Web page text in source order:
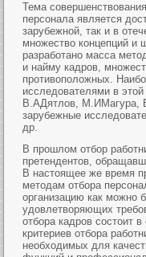
Тема
персонала является
зарубежной, так и в
множество концепций и
разработано масса
и найму кадров,
противоположных.
исследователями в
В.АДятлов, М.ИМагура,
зарубежные
др.
В прошлом отбор
претендентов,
В настоящее же время
методам отбора
организацию как можно
удовлетворяющих
отбора кадров состоит
критериев отбора
необходимых для